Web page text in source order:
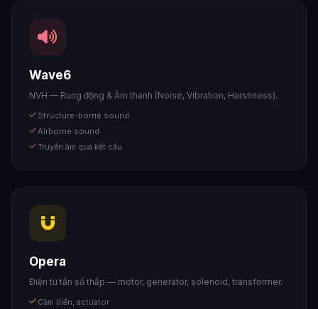
Wave6
NVH — Rung động & Âm thanh (Noise, Vibration, Harshness).
Structure-borne sound
Airborne sound
Truyền âm qua kết cấu
Opera
Điện từ tần số thấp — motor, generator, solenoid, transformer.
Cảm biến, actuator